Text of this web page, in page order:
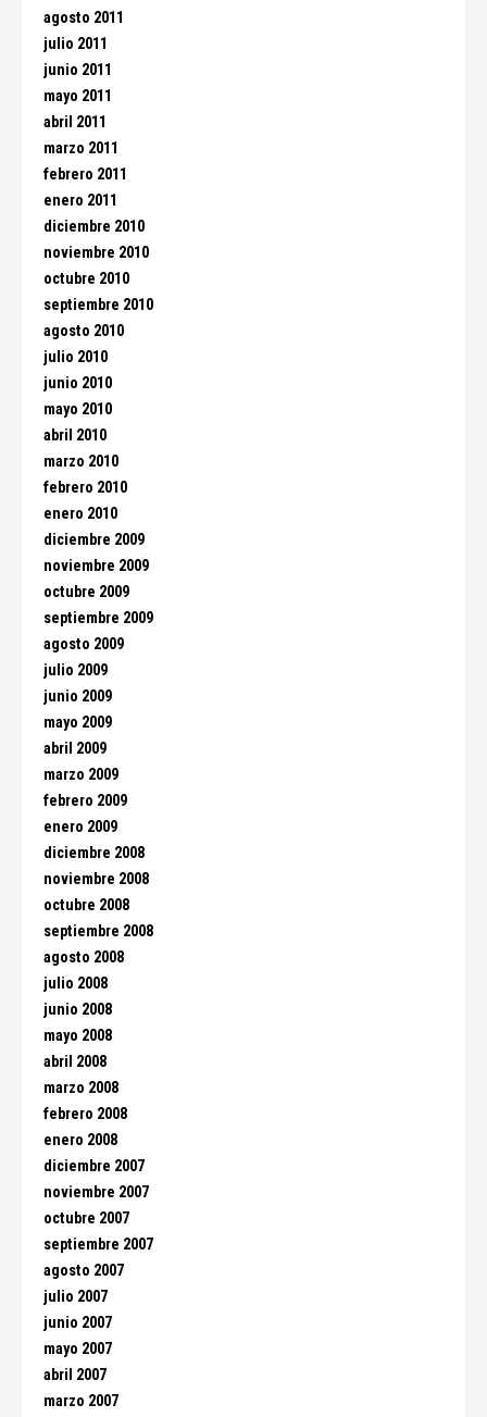
agosto 2011
julio 2011
junio 2011
mayo 2011
abril 2011
marzo 2011
febrero 2011
enero 2011
diciembre 2010
noviembre 2010
octubre 2010
septiembre 2010
agosto 2010
julio 2010
junio 2010
mayo 2010
abril 2010
marzo 2010
febrero 2010
enero 2010
diciembre 2009
noviembre 2009
octubre 2009
septiembre 2009
agosto 2009
julio 2009
junio 2009
mayo 2009
abril 2009
marzo 2009
febrero 2009
enero 2009
diciembre 2008
noviembre 2008
octubre 2008
septiembre 2008
agosto 2008
julio 2008
junio 2008
mayo 2008
abril 2008
marzo 2008
febrero 2008
enero 2008
diciembre 2007
noviembre 2007
octubre 2007
septiembre 2007
agosto 2007
julio 2007
junio 2007
mayo 2007
abril 2007
marzo 2007